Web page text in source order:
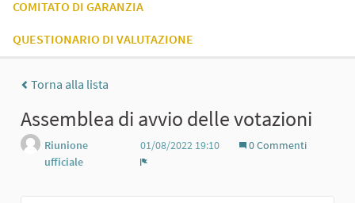
COMITATO DI GARANZIA
QUESTIONARIO DI VALUTAZIONE
Torna alla lista
Assemblea di avvio delle votazioni
Riunione
ufficiale
01/08/2022 19:10
0 Commenti